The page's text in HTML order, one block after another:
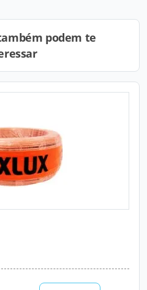
podem te